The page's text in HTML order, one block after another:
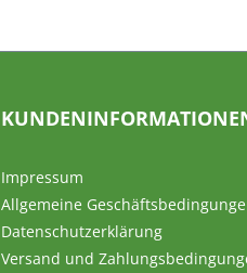
Impressum
Allgemeine
Datenschutzerklärung
Versand und